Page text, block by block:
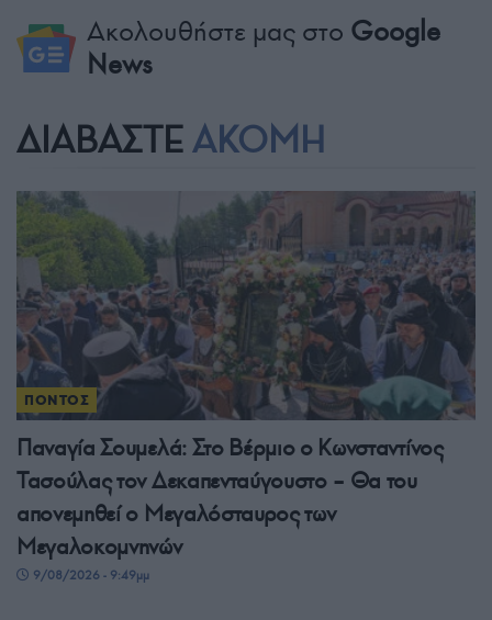
Ακολουθήστε μας στο Google
News
ΔΙΑΒΑΣΤΕ ΑΚΟΜΗ
ΠΟΝΤΟΣ
Παναγία Σουμελά: Στο Βέρμιο ο Κωνσταντίνος
Τασούλας τον Δεκαπενταύγουστο – Θα του
απονεμηθεί ο Μεγαλόσταυρος των
Μεγαλοκομνηνών
9/08/2026 - 9:49μμ